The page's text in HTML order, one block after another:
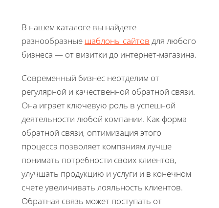
В нашем каталоге вы найдете
разнообразные шаблоны сайтов для любого
бизнеса — от визитки до интернет-магазина.
Современный бизнес неотделим от
регулярной и качественной обратной связи.
Она играет ключевую роль в успешной
деятельности любой компании. Как форма
обратной связи, оптимизация этого
процесса позволяет компаниям лучше
понимать потребности своих клиентов,
улучшать продукцию и услуги и в конечном
счете увеличивать лояльность клиентов.
Обратная связь может поступать от